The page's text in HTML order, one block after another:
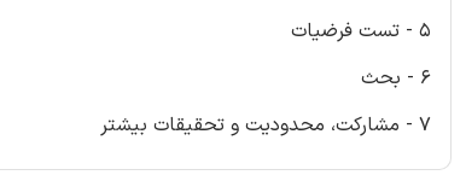
5 - تست فرضیات
6 - بحث
7 - مشارکت، محدودیت و تحقیقات بیشتر